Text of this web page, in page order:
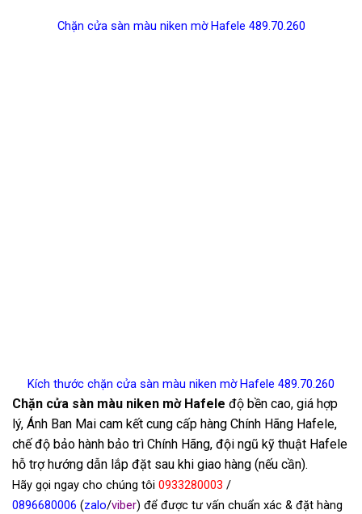
Chặn cửa sàn màu niken mờ Hafele 489.70.260
Kích thước chặn cửa sàn màu niken mờ Hafele 489.70.260
Chặn cửa sàn màu niken mờ Hafele độ bền cao, giá hợp
lý, Ánh Ban Mai cam kết cung cấp hàng Chính Hãng Hafele,
chế độ bảo hành bảo trì Chính Hãng, đội ngũ kỹ thuật Hafele
hỗ trợ hướng dẫn lắp đặt sau khi giao hàng (nếu cần).
Hãy gọi ngay cho chúng tôi 0933280003 /
0896680006 (zalo/viber) để được tư vấn chuẩn xác & đặt hàng